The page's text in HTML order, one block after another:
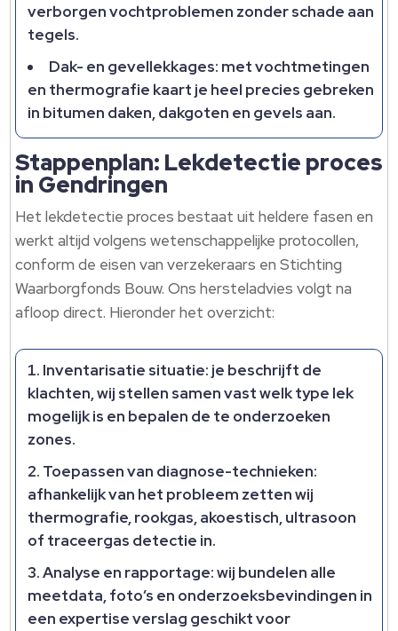
verborgen vochtproblemen zonder schade aan
tegels.​
Dak- en gevellekkages: met vochtmetingen
en thermografie kaart je heel precies gebreken
in bitumen daken, dakgoten en gevels aan.​
Stappenplan: Lekdetectie proces
in Gendringen
Het lekdetectie proces bestaat uit heldere fasen en
werkt altijd volgens wetenschappelijke protocollen,
conform de eisen van verzekeraars en Stichting
Waarborgfonds Bouw.​ Ons hersteladvies volgt na
afloop direct.​ Hieronder het overzicht:
Inventarisatie situatie: je beschrijft de
klachten, wij stellen samen vast welk type lek
mogelijk is en bepalen de te onderzoeken
zones.​
Toepassen van diagnose-technieken:
afhankelijk van het probleem zetten wij
thermografie, rookgas, akoestisch, ultrasoon
of traceergas detectie in.​
Analyse en rapportage: wij bundelen alle
meetdata, foto’s en onderzoeksbevindingen in
een expertise verslag geschikt voor